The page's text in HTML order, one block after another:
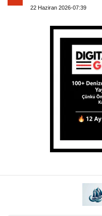
22 Haziran 2026-07:39